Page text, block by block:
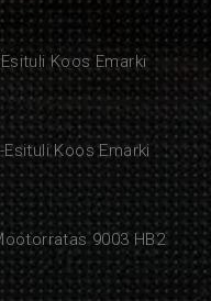
Koos Emarki
Esituli Koos Emarki
9003 HB2